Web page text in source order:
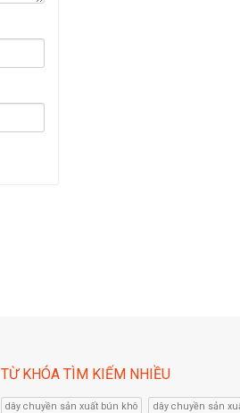
TỪ KHÓA TÌM KIẾM NHIỀU
dây chuyền sản xuất bún khô dây chuyền sản